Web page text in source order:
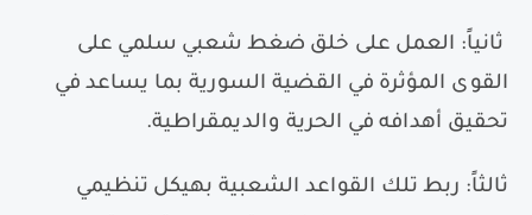
ثانياً: العمل على خلق ضغط شعبي سلمي على
القوى المؤثرة في القضية السورية بما يساعد في
تحقيق أهدافه في الحرية والديمقراطية.
ثالثاً: ربط تلك القواعد الشعبية بهيكل تنظيمي